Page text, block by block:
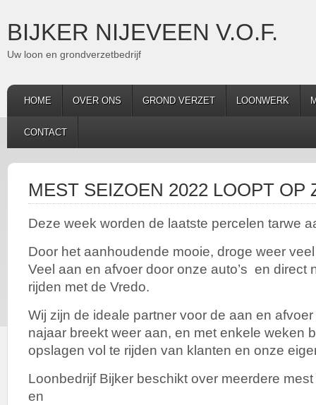
BIJKER NIJEVEEN V.O.F.
Uw loon en grondverzetbedrijf
HOME OVER ONS GROND VERZET LOONWERK
CONTACT
MEST SEIZOEN 2022 LOOPT OP
Deze week worden de laatste percelen tarwe
Door het aanhoudende mooie, droge weer
Veel aan en afvoer door onze auto’s en direct
rijden met de Vredo.
Wij zijn de ideale partner voor de aan en
najaar breekt weer aan, en met enkele weken
opslagen vol te rijden van klanten en onze
Loonbedrijf Bijker beschikt over meerdere
en